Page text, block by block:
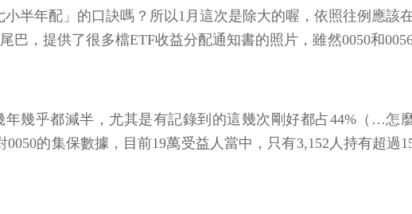
半年配」的口訣嗎？所以1月這次是除大的喔，依照往例應該
，提供了很多檔ETF收益分配通知書的照片，雖然0050和
幾乎都減半，尤其是有記錄到的這幾次剛好都占44%（…怎
的集保數據，目前19萬受益人當中，只有3,152人持有超過